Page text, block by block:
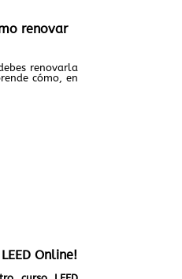
renovar
renovarla
cómo, en
Online!